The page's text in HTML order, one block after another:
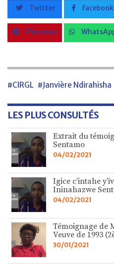
Twitter Facebook
Pinterest
#CIRGL #Janvière Ndirahisha
LES PLUS CONSULTÉS
Extrait du
Sentamo
04/02/2021
Igice c’intahe
Ininahazwe
04/02/2021
Témoignage de
Veuve de 1993
30/01/2021